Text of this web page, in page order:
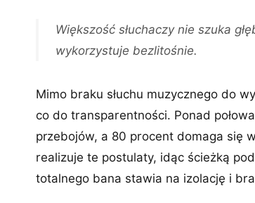
Większość słuchaczy nie szuka
wykorzystuje bezlitośnie.
Mimo braku słuchu muzycznego do
co do transparentności. Ponad
przebojów, a 80 procent domaga się
realizuje te postulaty, idąc ścieżką
totalnego bana stawia na izolację i